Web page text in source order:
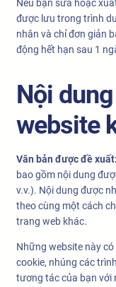
Nếu bạn sửa hoặc
được lưu trong trình
nhân và chỉ đơn giản
động hết hạn sau 1
Nội
website
Văn bản được đề xuất:
bao gồm nội dung
v.v.). Nội dung được
theo cùng một cách
trang web khác.
Những website này
cookie, nhúng các
tương tác của bạn với